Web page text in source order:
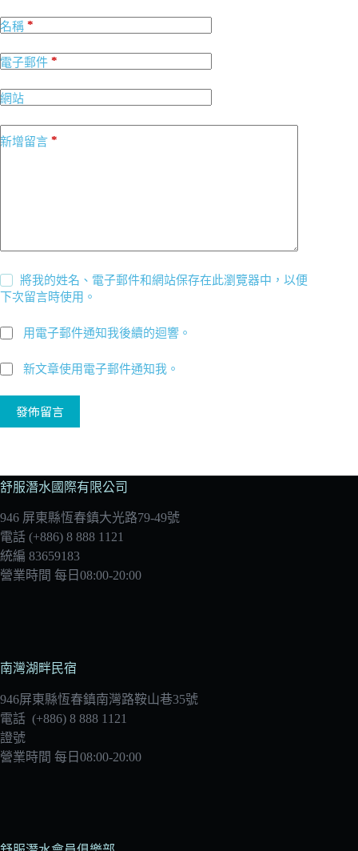
名稱 *
電子郵件 *
網站
新增留言 *
將我的姓名、電子郵件和網站保存在此瀏覽器中，以便
下次留言時使用。
用電子郵件通知我後續的迴響。
新文章使用電子郵件通知我。
發佈留言
舒服潛水國際有限公司
946 屏東縣恆春鎮大光路79-49號
電話 (+886) 8 888 1121
統編 83659183
營業時間 每日08:00-20:00
南灣湖畔民宿
946屏東縣恆春鎮南灣路鞍山巷35號
電話 (+886) 8 888 1121
證號
營業時間 每日08:00-20:00